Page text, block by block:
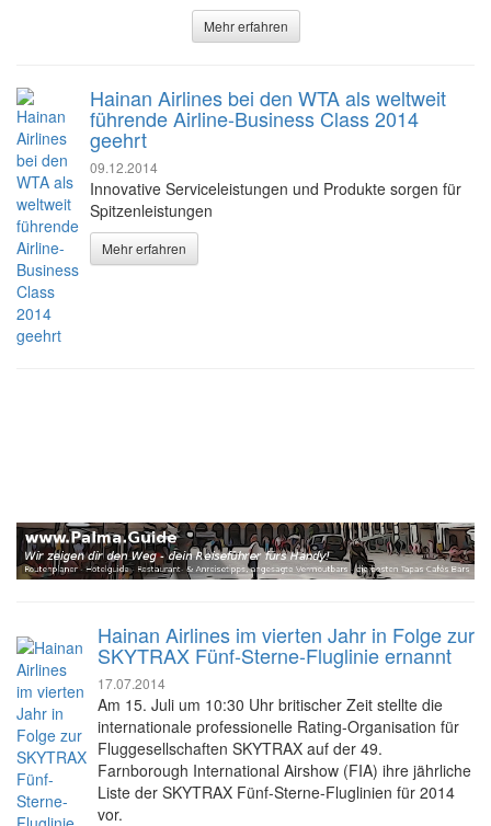
Mehr erfahren
Hainan Airlines bei den WTA als weltweit
führende Airline-Business Class 2014
geehrt
09.12.2014
Innovative Serviceleistungen und Produkte sorgen für
Spitzenleistungen
Mehr erfahren
Hainan Airlines im vierten Jahr in Folge zur
SKYTRAX Fünf-Sterne-Fluglinie ernannt
17.07.2014
Am 15. Juli um 10:30 Uhr britischer Zeit stellte die
internationale professionelle Rating-Organisation für
Fluggesellschaften SKYTRAX auf der 49.
Farnborough International Airshow (FIA) ihre jährliche
Liste der SKYTRAX Fünf-Sterne-Fluglinien für 2014
vor.